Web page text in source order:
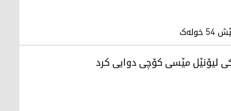
خولەک
لیۆنێل مێسی کۆچی دوایی کرد